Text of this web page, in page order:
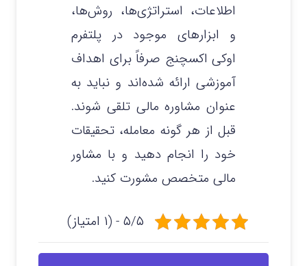
اطلاعات، استراتژی‌ها، روش‌ها،
و ابزارهای موجود در پلتفرم
اوکی اکسچنج صرفاً برای اهداف
آموزشی ارائه شده‌اند و نباید به
عنوان مشاوره مالی تلقی شوند.
قبل از هر گونه معامله، تحقیقات
خود را انجام دهید و با مشاور
مالی متخصص مشورت کنید.
۵/۵ - (۱ امتیاز)